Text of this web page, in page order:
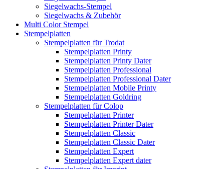
Siegelwachs-Stempel
Siegelwachs & Zubehör
Multi Color Stempel
Stempelplatten
Stempelplatten für Trodat
Stempelplatten Printy
Stempelplatten Printy Dater
Stempelplatten Professional
Stempelplatten Professional Dater
Stempelplatten Mobile Printy
Stempelplatten Goldring
Stempelplatten für Colop
Stempelplatten Printer
Stempelplatten Printer Dater
Stempelplatten Classic
Stempelplatten Classic Dater
Stempelplatten Expert
Stempelplatten Expert dater